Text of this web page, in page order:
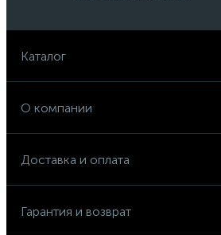
Каталог
О компании
Доставка и оплата
Гарантия и возврат